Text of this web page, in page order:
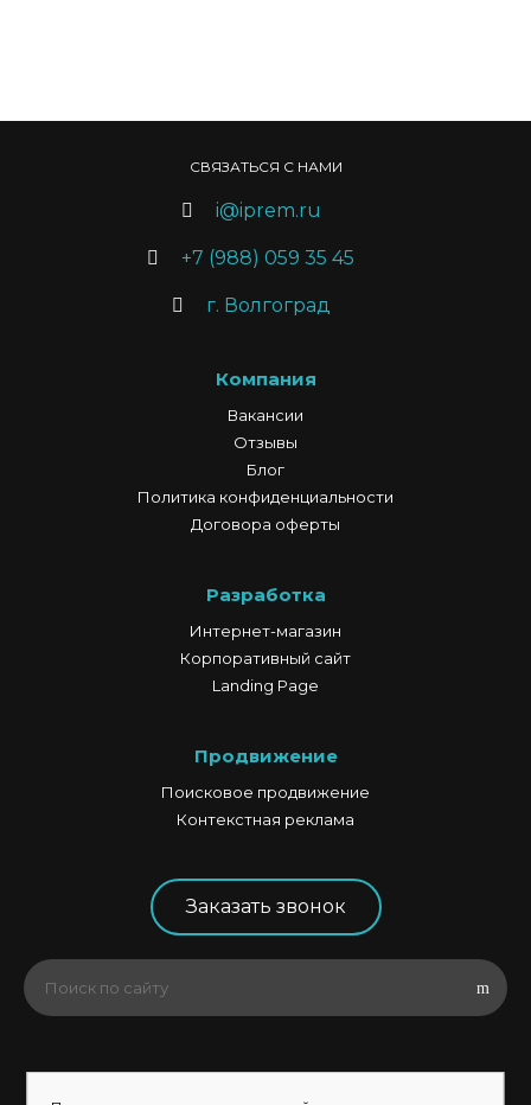
СВЯЗАТЬСЯ С НАМИ
i@iprem.ru
+7 (988) 059 35 45
г. Волгоград
Компания
Вакансии
Отзывы
Блог
Политика конфиденциальности
Договора оферты
Разработка
Интернет-магазин
Корпоративный сайт
Landing Page
Продвижение
Поисковое продвижение
Контекстная реклама
Заказать звонок